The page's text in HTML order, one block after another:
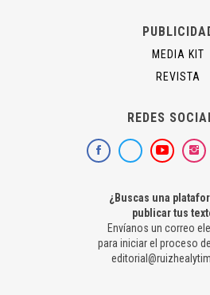
MEDIA KIT
REVISTA
REDES
¿Buscas una
publicar tus
Envíanos un correo
para iniciar el proceso